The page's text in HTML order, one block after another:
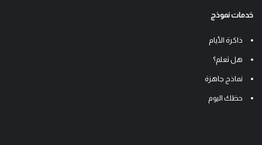
خدمات نموذج
ذاكرة الأيام
هل تعلم؟
نماذج جاهزة
حظك اليوم